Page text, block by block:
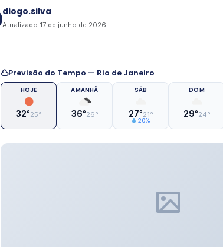
diogo.silva
Atualizado 17 de junho de 2026
Previsão do Tempo — Rio de Janeiro
HOJE
32°25°
AMANHÃ
36°26°
SÁB
27°21°
20%
DOM
29°24°